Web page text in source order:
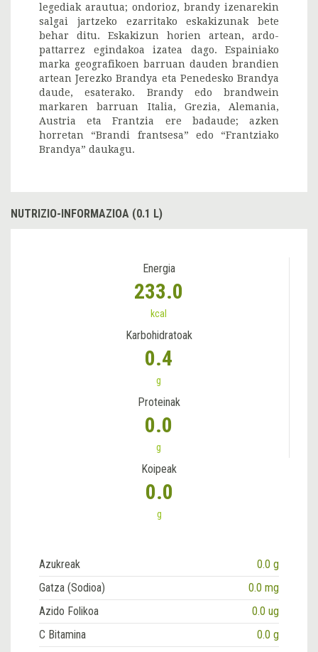
legediak arautua; ondorioz, brandy izenarekin
salgai jartzeko ezarritako eskakizunak bete
behar ditu. Eskakizun horien artean, ardo-
pattarrez egindakoa izatea dago. Espainiako
marka geografikoen barruan dauden brandien
artean Jerezko Brandya eta Penedesko Brandya
daude, esaterako. Brandy edo brandwein
markaren barruan Italia, Grezia, Alemania,
Austria eta Frantzia ere badaude; azken
horretan “Brandi frantsesa” edo “Frantziako
Brandya” daukagu.
NUTRIZIO-INFORMAZIOA (0.1 L)
Energia
233.0
kcal
Karbohidratoak
0.4
g
Proteinak
0.0
g
Koipeak
0.0
g
Azukreak
0.0 g
Gatza (Sodioa)
0.0 mg
Azido Folikoa
0.0 ug
C Bitamina
0.0 g